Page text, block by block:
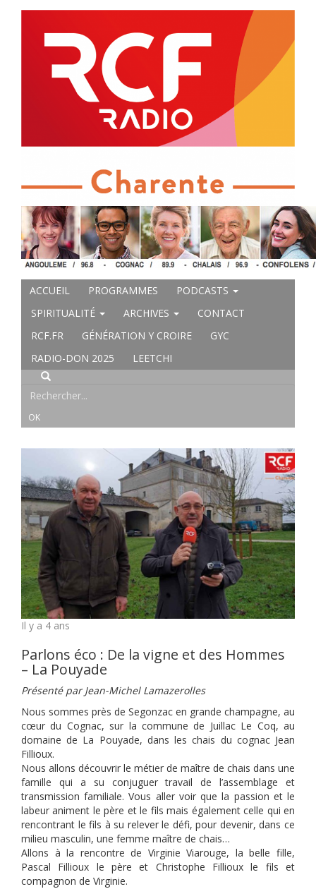
ACCUEIL PROGRAMMES
PODCASTS
SPIRITUALITÉ
ARCHIVES
CONTACT
RCF.FR
GÉNÉRATION Y CROIRE
GYC
RADIO-DON 2025
LEETCHI
Il y a 4 ans
Parlons éco : De la vigne et des Hommes
– La Pouyade
Présenté par Jean-Michel Lamazerolles
Nous sommes près de Segonzac en grande champagne, au
cœur du Cognac, sur la commune de Juillac Le Coq, au
domaine de La Pouyade, dans les chais du cognac Jean
Fillioux.
Nous allons découvrir le métier de maître de chais dans une
famille qui a su conjuguer travail de l’assemblage et
transmission familiale. Vous aller voir que la passion et le
labeur animent le père et le fils mais également celle qui en
rencontrant le fils à su relever le défi, pour devenir, dans ce
milieu masculin, une femme maître de chais…
Allons à la rencontre de Virginie Viarouge, la belle fille,
Pascal Fillioux le père et Christophe Fillioux le fils et
compagnon de Virginie.